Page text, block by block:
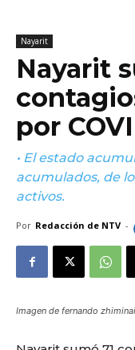
Nayarit
Nayarit
por
• El estado
acumulados, de
activos.
Por Redacción de NTV -
Imagen de fernando